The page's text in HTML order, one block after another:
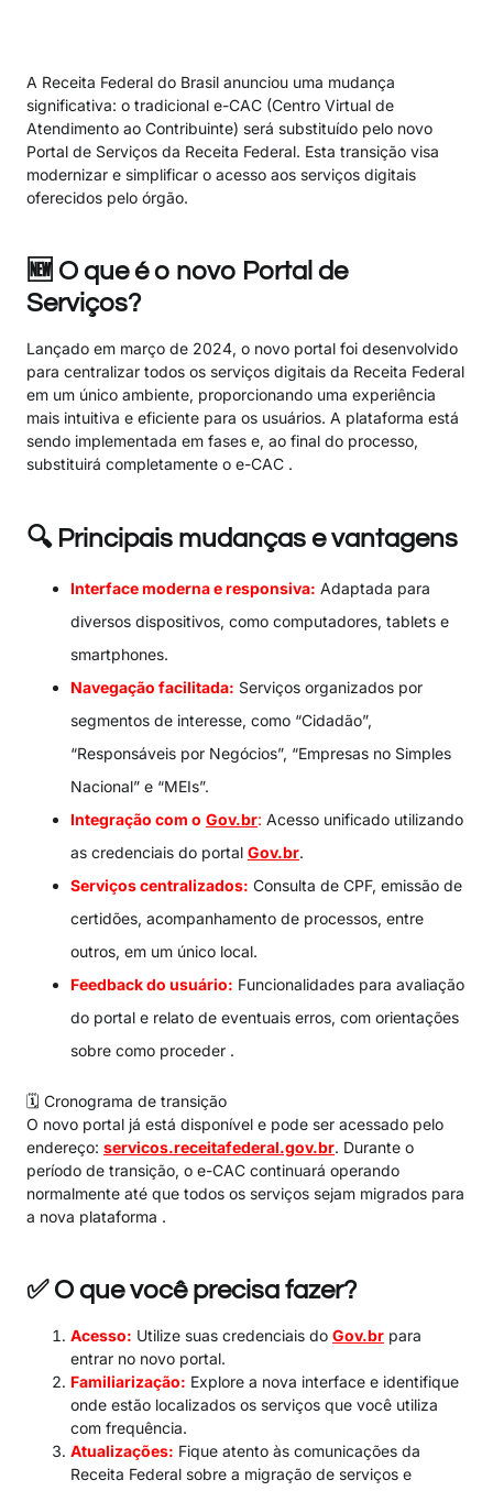
A Receita Federal do Brasil anunciou uma mudança
significativa: o tradicional e-CAC (Centro Virtual de
Atendimento ao Contribuinte) será substituído pelo novo
Portal de Serviços da Receita Federal. Esta transição visa
modernizar e simplificar o acesso aos serviços digitais
oferecidos pelo órgão.
🆕 O que é o novo Portal de
Serviços?
Lançado em março de 2024, o novo portal foi desenvolvido
para centralizar todos os serviços digitais da Receita Federal
em um único ambiente, proporcionando uma experiência
mais intuitiva e eficiente para os usuários. A plataforma está
sendo implementada em fases e, ao final do processo,
substituirá completamente o e-CAC .
🔍 Principais mudanças e vantagens
Interface moderna e responsiva: Adaptada para
diversos dispositivos, como computadores, tablets e
smartphones.
Navegação facilitada: Serviços organizados por
segmentos de interesse, como “Cidadão”,
“Responsáveis por Negócios”, “Empresas no Simples
Nacional” e “MEIs”.
Integração com o Gov.br: Acesso unificado utilizando
as credenciais do portal Gov.br.
Serviços centralizados: Consulta de CPF, emissão de
certidões, acompanhamento de processos, entre
outros, em um único local.
Feedback do usuário: Funcionalidades para avaliação
do portal e relato de eventuais erros, com orientações
sobre como proceder .
🗓️ Cronograma de transição
O novo portal já está disponível e pode ser acessado pelo
endereço: servicos.receitafederal.gov.br. Durante o
período de transição, o e-CAC continuará operando
normalmente até que todos os serviços sejam migrados para
a nova plataforma .
✅ O que você precisa fazer?
Acesso: Utilize suas credenciais do Gov.br para
entrar no novo portal.
Familiarização: Explore a nova interface e identifique
onde estão localizados os serviços que você utiliza
com frequência.
Atualizações: Fique atento às comunicações da
Receita Federal sobre a migração de serviços e